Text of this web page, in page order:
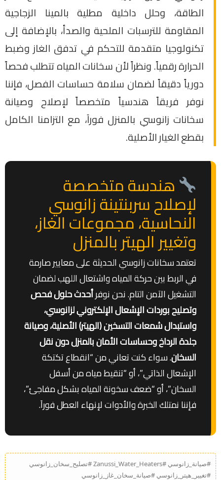
الطاقة، وحلل داخلية مطلية بالمينا الزجاجية
المقاومة للترسبات الملحية والصدأ، بالإضافة إلى
تكنولوجيا متقدمة للتحكم في تدفق الغاز وضبط
الحرارة رقمياً. ونظراً لأن سخانات المياه تتطلب فحصاً
دورياً دقيقاً لضمان سلامة حساسات الفصل، فإننا
نوفر فريقاً هندسياً متخصصاً لإصلاح وصيانة
سخانات زانوسي بالمنزل فوراَ، مع التزامنا الكامل
بقطع الغيار الأصلية.
هندسة متخصصة
لإصلاح سربنتينة زانوسي
النحاسية، مجموعات الغاز،
وتغيير الهيتر بالمنزل
تعتمد سخانات زانوسي الحديثة على معايير صارمة
في الربط بين حركة المياه واشتعال اللهب لضمان
التشغيل الآمن التام. نحن نوفرأحدث حلول فحص
وتصليح بوردات الإشعال الإلكتروني لزانوسي،
واستبدال شمعات التسخين (الهيتر) الأصلية، وصيانة
جلدة الرداخ وحساسات الأمان بالمنزل دون نقل
السخان. سواء كنت تعاني من “انقطاع تكتكة
الإشعال الذاتي”، أو “تنقيط مياه من أسفل
السخان”، أو “ضعف سخونة المياه بشكل مفاجئ”،
فإننا نمتلك الخبرة والأدوات لإنهاء العطل فوراَ.
#صيانة_زانوسي #Zanussi_Water_Heaters #تصليح_سخان_زانوسي
#تغيير_هيتر_زانوسي #صيانة_سخان_غاز_زانوسي